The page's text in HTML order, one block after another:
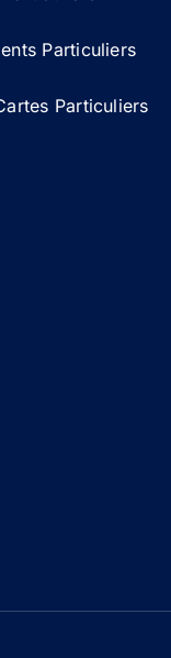
Particuliers
Particuliers